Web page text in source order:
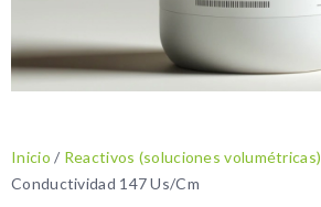
Inicio / Reactivos (soluciones volumétricas)
Conductividad 147 Us/Cm